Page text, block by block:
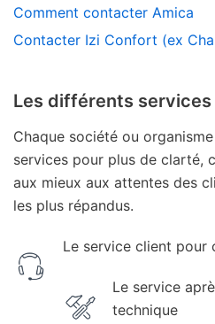
Comment contacter Amica
Contacter Izi Confort (ex
Les différents services
Chaque société ou
services pour plus de clarté,
aux mieux aux attentes des
les plus répandus.
Le service client pour
Le service
technique